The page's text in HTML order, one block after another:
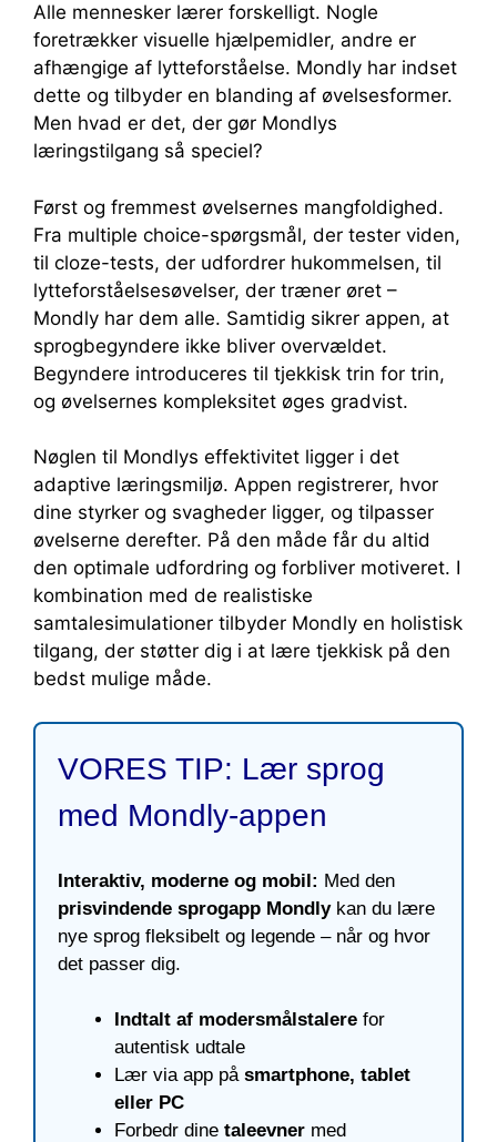
Alle mennesker lærer forskelligt. Nogle
foretrækker visuelle hjælpemidler, andre er
afhængige af lytteforståelse. Mondly har indset
dette og tilbyder en blanding af øvelsesformer.
Men hvad er det, der gør Mondlys
læringstilgang så speciel?
Først og fremmest øvelsernes mangfoldighed.
Fra multiple choice-spørgsmål, der tester viden,
til cloze-tests, der udfordrer hukommelsen, til
lytteforståelsesøvelser, der træner øret –
Mondly har dem alle. Samtidig sikrer appen, at
sprogbegyndere ikke bliver overvældet.
Begyndere introduceres til tjekkisk trin for trin,
og øvelsernes kompleksitet øges gradvist.
Nøglen til Mondlys effektivitet ligger i det
adaptive læringsmiljø. Appen registrerer, hvor
dine styrker og svagheder ligger, og tilpasser
øvelserne derefter. På den måde får du altid
den optimale udfordring og forbliver motiveret. I
kombination med de realistiske
samtalesimulationer tilbyder Mondly en holistisk
tilgang, der støtter dig i at lære tjekkisk på den
bedst mulige måde.
VORES TIP: Lær sprog
med Mondly-appen
Interaktiv, moderne og mobil: Med den
prisvindende sprogapp Mondlykan du lære
nye sprog fleksibelt og legende – når og hvor
det passer dig.
Indtalt af modersmålstalere for
autentisk udtale
Lær via app på smartphone, tablet
eller PC
Forbedr dine taleevner med